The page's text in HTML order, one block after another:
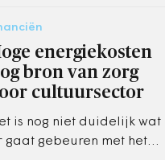
energiekosten
bron van zorg
cultuursector
is nog niet duidelijk wat
gaat gebeuren met het